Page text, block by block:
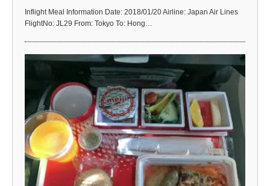
Inflight Meal Information Date: 2018/01/20 Airline: Japan Air Lines
FlightNo: JL29 From: Tokyo To: Hong…